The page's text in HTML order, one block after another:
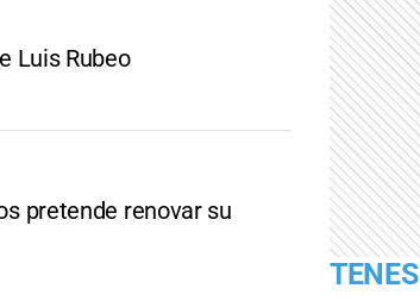
Luis Rubeo
pretende renovar su